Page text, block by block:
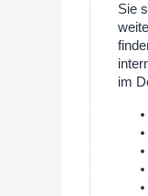
Sie
im